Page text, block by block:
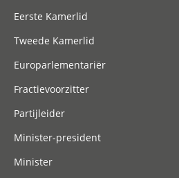
Eerste Kamerlid
Tweede Kamerlid
Europarlementariër
Fractievoorzitter
Partijleider
Minister-president
Minister